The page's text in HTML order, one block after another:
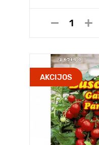
AKCIJOS